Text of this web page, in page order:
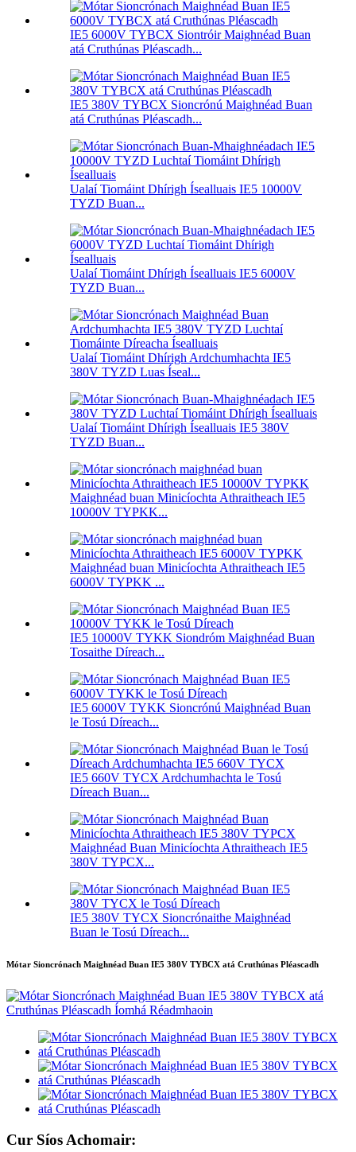
IE5 6000V TYBCX Siontróir Maighnéad Buan
atá Cruthúnas Pléascadh...
IE5 380V TYBCX Sioncrónú Maighnéad Buan
atá Cruthúnas Pléascadh...
Ualaí Tiomáint Dhírigh Ísealluais IE5 10000V
TYZD Buan...
Ualaí Tiomáint Dhírigh Ísealluais IE5 6000V
TYZD Buan...
Ualaí Tiomáint Dhírigh Ardchumhachta IE5
380V TYZD Luas Íseal...
Ualaí Tiomáint Dhírigh Ísealluais IE5 380V
TYZD Buan...
Maighnéad buan Minicíochta Athraitheach IE5
10000V TYPKK...
Maighnéad buan Minicíochta Athraitheach IE5
6000V TYPKK ...
IE5 10000V TYKK Siondróm Maighnéad Buan
Tosaithe Díreach...
IE5 6000V TYKK Sioncrónú Maighnéad Buan
le Tosú Díreach...
IE5 660V TYCX Ardchumhachta le Tosú
Díreach Buan...
Maighnéad Buan Minicíochta Athraitheach IE5
380V TYPCX...
IE5 380V TYCX Sioncrónaithe Maighnéad
Buan le Tosú Díreach...
Mótar Sioncrónach Maighnéad Buan IE5 380V TYBCX atá Cruthúnas Pléascadh
Cur Síos Achomair: